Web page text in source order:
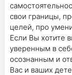
свои границы,
целей, про
Если Вы хотите
уверенным в
осознанным и
Вас и ваших